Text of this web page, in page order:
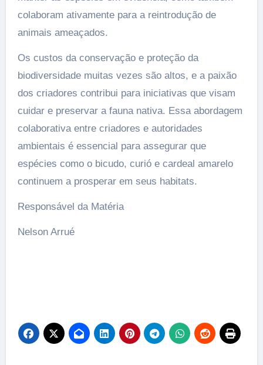
colaboram ativamente para a reintrodução de
animais ameaçados.
Os custos da conservação e proteção da
biodiversidade muitas vezes são altos, e a paixão
dos criadores contribui para iniciativas que visam
cuidar e preservar a fauna nativa. Essa abordagem
colaborativa entre criadores e autoridades
ambientais é essencial para assegurar que
espécies como o bicudo, curió e cardeal amarelo
continuem a prosperar em seus habitats.
Responsável da Matéria
Nelson Arrué